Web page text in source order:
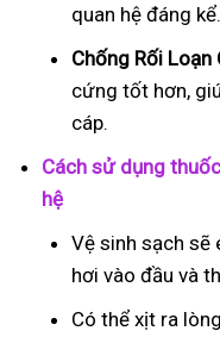
quan hệ đáng kể.
Chống Rối
cứng tốt hơn,
cáp.
Cách sử dụng
hệ
Vệ sinh sạch sẽ
hơi vào đầu và
Có thể xịt ra